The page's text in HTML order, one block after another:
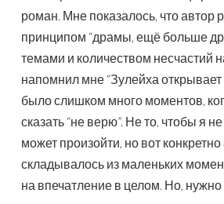
роман. Мне показалось, что автор
принципом “драмы, ещё больше
темами и количеством несчастий
напомнил мне “Зулейха открывает
было слишком много моментов,
сказать “не верю”. Не то, чтобы я
может произойти, но вот
складывалось из маленьких
на впечатление в целом. Но, нужно